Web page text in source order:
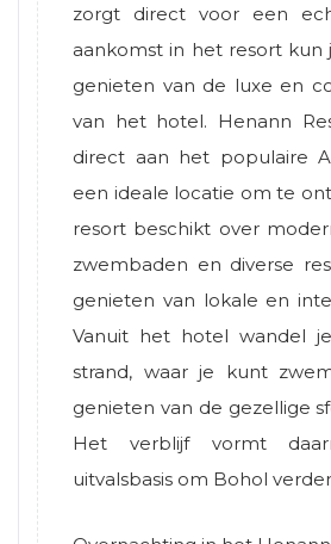
zorgt direct voor een
aankomst in het resort kun
genieten van de luxe en
van het hotel. Henann
direct aan het populaire
een ideale locatie om te
resort beschikt over
zwembaden en diverse
genieten van lokale en
Vanuit het hotel wandel
strand, waar je kunt
genieten van de gezellige
Het verblijf vormt
uitvalsbasis om Bohol